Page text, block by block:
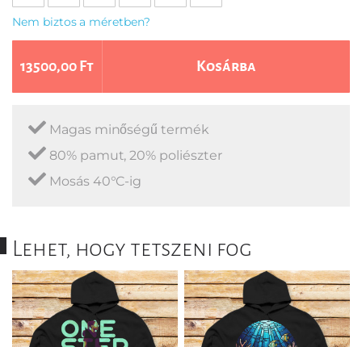
Nem biztos a méretben?
13500,00 Ft Kosárba
Magas minőségű termék
80% pamut, 20% poliészter
Mosás 40°C-ig
Lehet, hogy tetszeni fog